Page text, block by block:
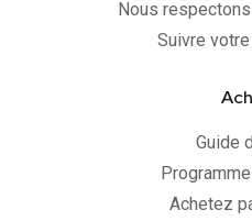
Nous
Suivre
Guide
Achetez